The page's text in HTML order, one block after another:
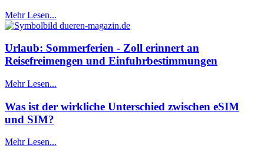
Mehr Lesen...
Urlaub: Sommerferien - Zoll erinnert an
Reisefreimengen und Einfuhrbestimmungen
Mehr Lesen...
Was ist der wirkliche Unterschied zwischen eSIM
und SIM?
Mehr Lesen...